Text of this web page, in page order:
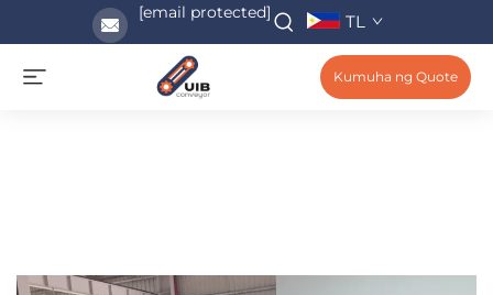
[email protected] TL
Kumuha ng Quote